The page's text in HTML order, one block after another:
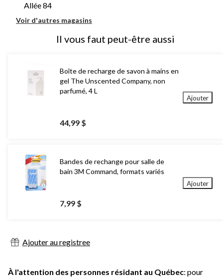
Allée 84
Voir d'autres magasins
Il vous faut peut-être aussi
Boîte de recharge de savon à mains en
gel The Unscented Company, non
parfumé, 4 L
44,99 $
Ajouter
Bandes de rechange pour salle de
bain 3M Command, formats variés
7,99 $
Ajouter
Ajouter au registree
À l'attention des personnes résidant au Québec: pour